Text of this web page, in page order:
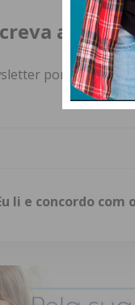
a
por e-mail e
li e concordo com